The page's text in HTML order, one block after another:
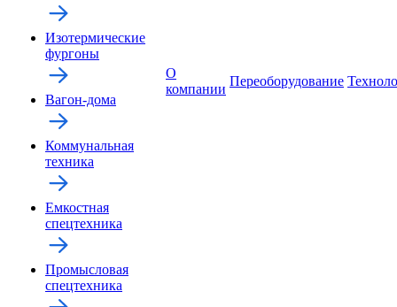
Изотермические
фургоны
Вагон-дома
Коммунальная
техника
Емкостная
спецтехника
Промысловая
спецтехника
О
компании
Переоборудование